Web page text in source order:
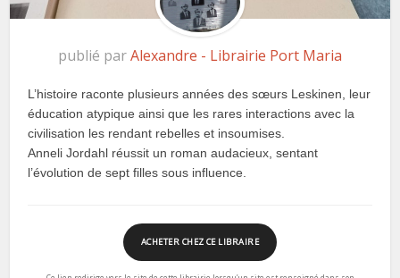
publié parAlexandre - Librairie Port Maria
L’histoire raconte plusieurs années des sœurs Leskinen, leur
éducation atypique ainsi que les rares interactions avec la
civilisation les rendant rebelles et insoumises.
Anneli Jordahl réussit un roman audacieux, sentant
l’évolution de sept filles sous influence.
ACHETER CHEZ CE LIBRAIRE